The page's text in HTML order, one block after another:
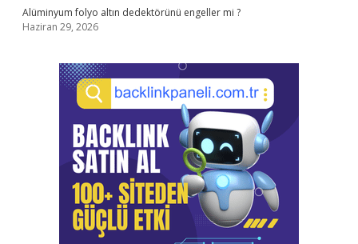
Alüminyum folyo altın dedektörünü engeller mi ?
Haziran 29, 2026